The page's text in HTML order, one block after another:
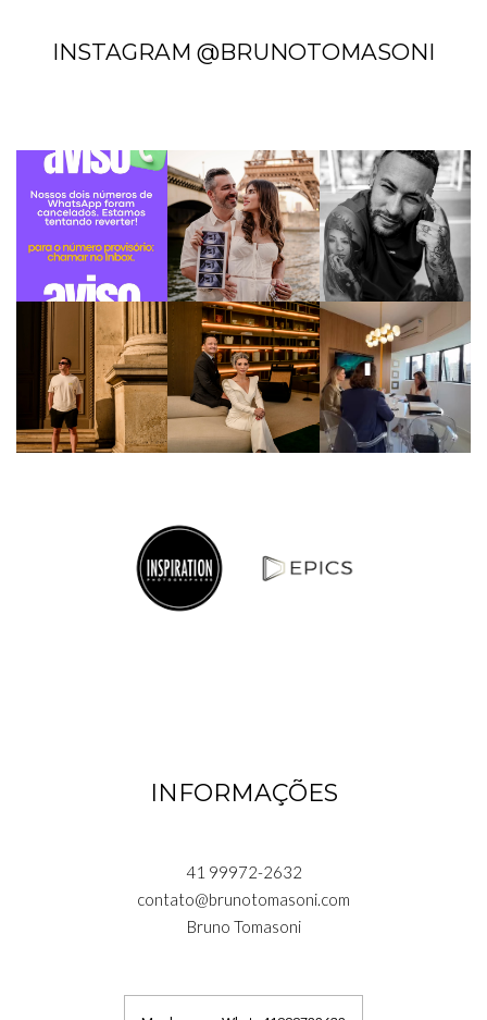
INSTAGRAM @BRUNOTOMASONI
INFORMAÇÕES
41 99972-2632
contato@brunotomasoni.com
Bruno Tomasoni